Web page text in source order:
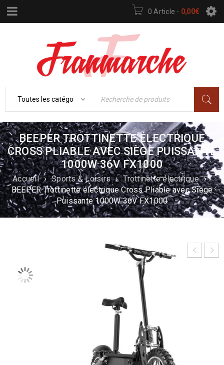
0 Article - 0,00€
BEEPER TROTTINETTE ÉLECTRIQUE
CROSS PLIABLE AVEC SIÈGE PUISSANTE
1000W 36V FX1000
Accueil › Sports & Loisirs › Trottinette électrique ›
BEEPER Trottinette électrique Cross Pliable avec Siège
Puissante 1000W 36V FX1000